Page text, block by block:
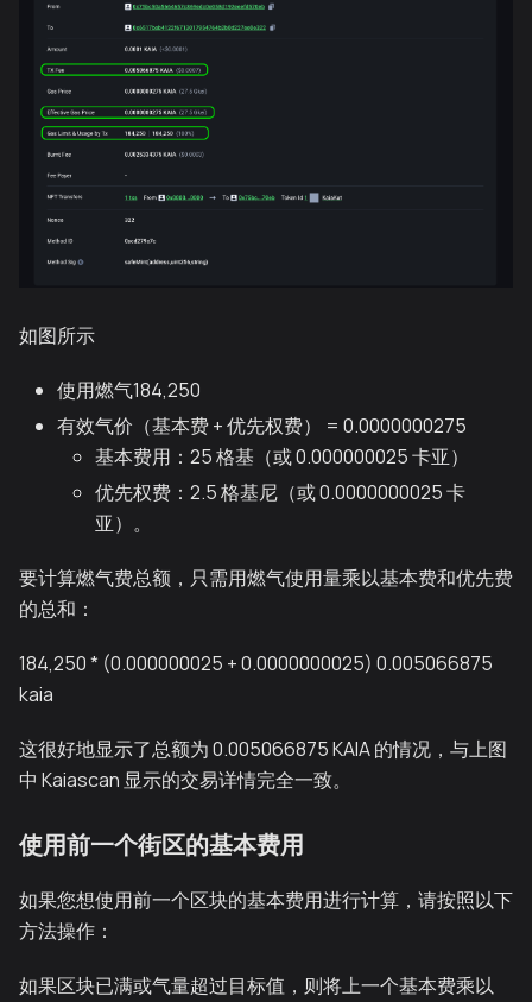
如图所示
使用燃气184,250
有效气价（基本费 + 优先权费） = 0.0000000275
基本费用：25 格基（或 0.000000025 卡亚）
优先权费：2.5 格基尼（或 0.0000000025 卡
亚）。
要计算燃气费总额，只需用燃气使用量乘以基本费和优先费
的总和：
184,250 * (0.000000025 + 0.0000000025) 0.005066875
kaia
这很好地显示了总额为 0.005066875 KAIA 的情况，与上图
中 Kaiascan 显示的交易详情完全一致。
使用前一个街区的基本费用
如果您想使用前一个区块的基本费用进行计算，请按照以下
方法操作：
如果区块已满或气量超过目标值，则将上一个基本费乘以